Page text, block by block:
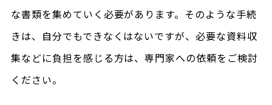
な書類を集めていく必要があります。そのような手続
きは、自分でもできなくはないですが、必要な資料収
集などに負担を感じる方は、専門家への依頼をご検討
ください。